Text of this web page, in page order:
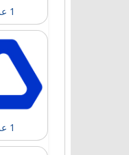
1 عرو
1 عرو